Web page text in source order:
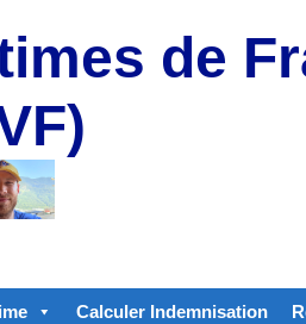
de
Calculer Indemnisation